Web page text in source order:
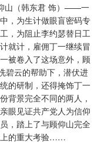
第27集
第30集
第33集
山（韩东君 饰）——一
，为生计做眼盲密码专
，为阻止李约瑟替日工
就计，雇佣丁一继续冒
被卷入了这场意外，顾
碧云的帮助下，潜伏进
的研制，还得掩饰丁一
背景完全不同的两人，
眼见证共产党人为信仰
，踏上了与顾仰山完全
上的重大考验……